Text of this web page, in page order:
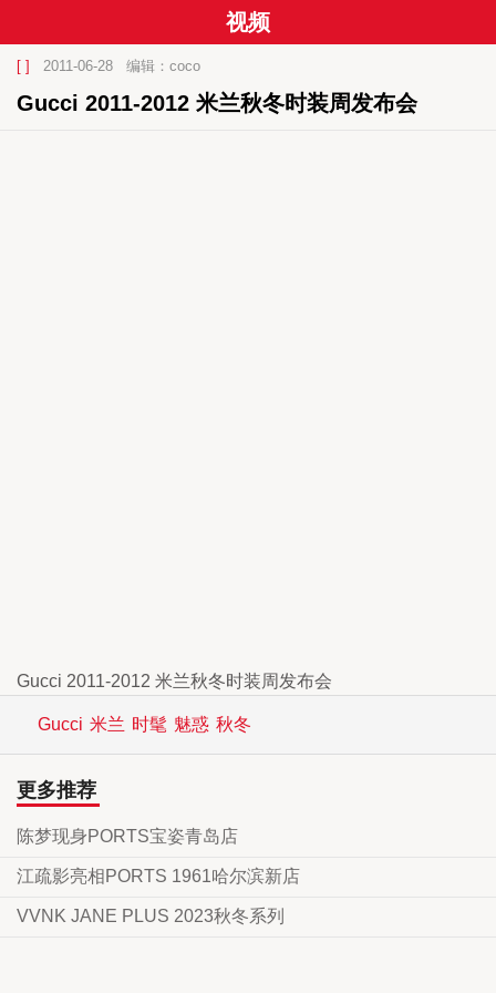
视频
[ ] 2011-06-28 编辑：coco
Gucci 2011-2012 米兰秋冬时装周发布会
Gucci 2011-2012 米兰秋冬时装周发布会
Gucci 米兰 时髦 魅惑 秋冬
更多推荐
陈梦现身PORTS宝姿青岛店
江疏影亮相PORTS 1961哈尔滨新店
VVNK JANE PLUS 2023秋冬系列